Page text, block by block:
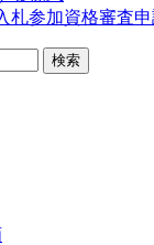
札参加資格審査